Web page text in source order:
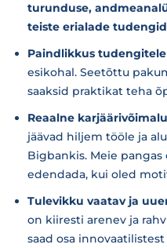
turunduse,
teiste erialade tudengid
Paindlikkus tudengitele
esikohal. Seetõttu
saaksid praktikat teha
Reaalne
jäävad hiljem tööle ja
Bigbankis. Meie
edendada, kui oled
Tulevikku vaatav ja
on kiiresti arenev ja
saad osa